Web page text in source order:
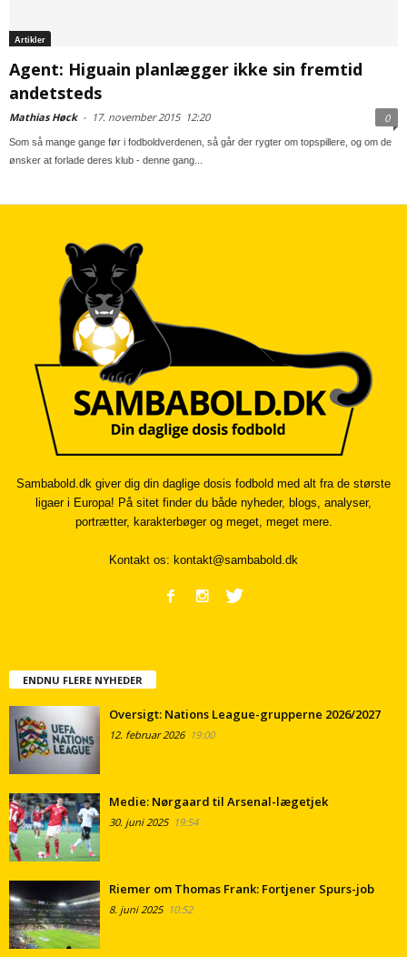
Artikler
Agent: Higuain planlægger ikke sin fremtid
andetsteds
Mathias Høck - 17. november 201512:20 0
Som så mange gange før i fodboldverdenen, så går der rygter om topspillere, og om de
ønsker at forlade deres klub - denne gang...
Sambabold.dk giver dig din daglige dosis fodbold med alt fra de største
ligaer i Europa! På sitet finder du både nyheder, blogs, analyser,
portrætter, karakterbøger og meget, meget mere.
Kontakt os: kontakt@sambabold.dk
ENDNU FLERE NYHEDER
Oversigt: Nations League-grupperne 2026/2027
12. februar 202619:00
Medie: Nørgaard til Arsenal-lægetjek
30. juni 202519:54
Riemer om Thomas Frank: Fortjener Spurs-job
8. juni 202510:52